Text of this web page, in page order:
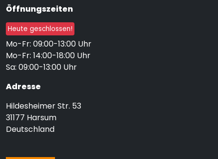
Öffnungszeiten
Heute geschlossen!
Mo-Fr: 09:00-13:00 Uhr
Mo-Fr: 14:00-18:00 Uhr
Sa: 09:00-13:00 Uhr
Adresse
Hildesheimer Str. 53
31177 Harsum
Deutschland